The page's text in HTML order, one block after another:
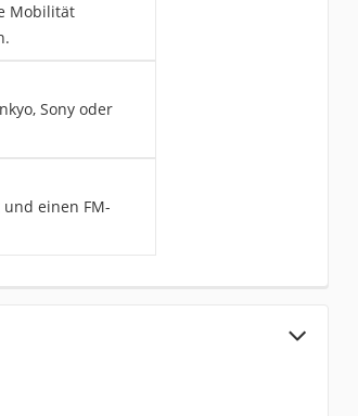
Mobilität
Sony oder
einen FM-